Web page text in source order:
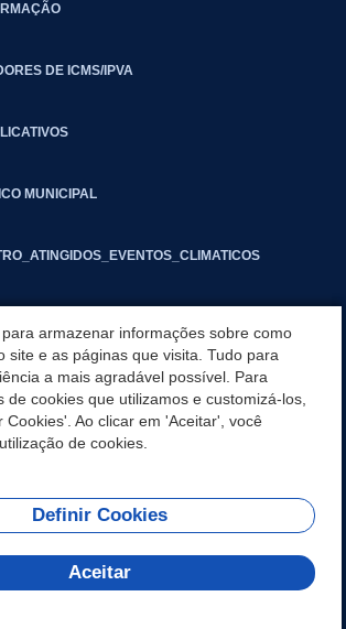
DE ICMS/IPVA
MUNICIPAL
armazenar informações sobre como
site e as páginas que visita. Tudo para
a mais agradável possível. Para
de cookies que utilizamos e customizá-los,
Cookies'. Ao clicar em 'Aceitar', você
de cookies.
Definir Cookies
Aceitar